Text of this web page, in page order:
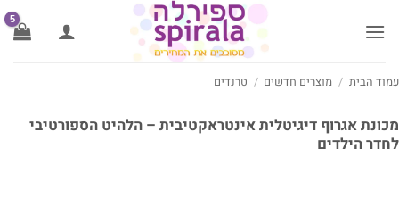
הבית / מוצרים חדשים / טרנדים
אגרוף דיגיטלית אינטראקטיבית – הלהיט הספורטיבי
הילדים